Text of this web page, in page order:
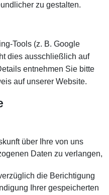
zu gestalten.
Tools (z. B. Google
dies ausschließlich auf
entnehmen Sie bitte
auf unserer Website.
über Ihre von uns
Daten zu verlangen,
die Berichtigung
Ihrer gespeicherten